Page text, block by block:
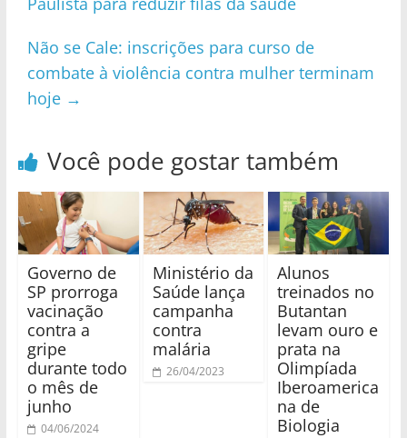
Não se Cale: inscrições para curso de
combate à violência contra mulher terminam
hoje →
Você pode gostar também
Governo de
SP prorroga
vacinação
contra a
gripe
durante todo
o mês de
junho
04/06/2024
Ministério da
Saúde lança
campanha
contra
malária
26/04/2023
Alunos
treinados no
Butantan
levam ouro e
prata na
Olimpíada
Iberoamerica
na de
Biologia